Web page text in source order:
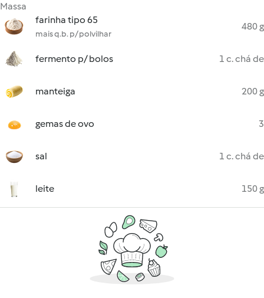
Massa
farinha tipo 65
mais q.b. p/ polvilhar
480 g
fermento p/ bolos 1 c. chá de
manteiga 200 g
gemas de ovo 3
sal 1 c. chá de
leite 150 g